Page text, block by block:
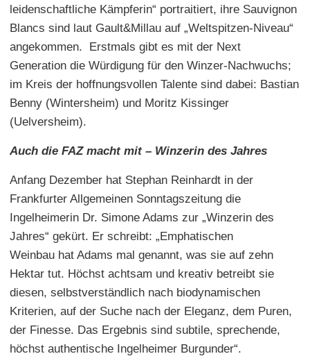
leidenschaftliche Kämpferin“ portraitiert, ihre Sauvignon
Blancs sind laut Gault&Millau auf „Weltspitzen-Niveau“
angekommen. Erstmals gibt es mit der Next
Generation die Würdigung für den Winzer-Nachwuchs;
im Kreis der hoffnungsvollen Talente sind dabei: Bastian
Benny (Wintersheim) und Moritz Kissinger
(Uelversheim).
Auch die FAZ macht mit – Winzerin des Jahres
Anfang Dezember hat Stephan Reinhardt in der
Frankfurter Allgemeinen Sonntagszeitung die
Ingelheimerin Dr. Simone Adams zur „Winzerin des
Jahres“ gekürt. Er schreibt: „Emphatischen
Weinbau hat Adams mal genannt, was sie auf zehn
Hektar tut. Höchst achtsam und kreativ betreibt sie
diesen, selbstverständlich nach biodynamischen
Kriterien, auf der Suche nach der Eleganz, dem Puren,
der Finesse. Das Ergebnis sind subtile, sprechende,
höchst authentische Ingelheimer Burgunder“.